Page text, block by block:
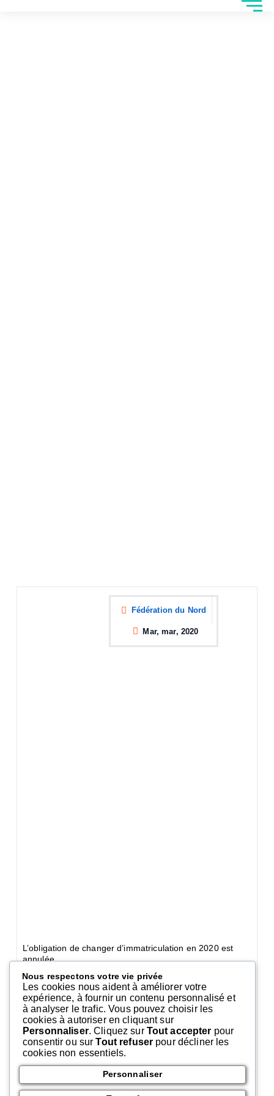
Fédération du Nord
Mar, mar, 2020
L’obligation de changer d’immatriculation en 2020 est
annulée.
En vertu d’un décret du 9 février 2009, tous les véhicules
en circulation devaient adopter le nouveau type
d’immatriculation avant le 31 décembre 2020. Un décret
du 9 décembre 2019 vient de supprimer purement et
simplement cette date butoir ainsi que cette obligation.
En effet, ce nouveau système d’immatriculation des
véhicules prévoyait un nouveau format : deux lettres, trois
chiffres, deux lettres à la place de l’ancien format trois
chiffres, trois lettres, deux chiffres.
Néanmoins, en cas de démarche, tel un changement
d’adresse, l’ancien numéro de plaque sera
Nous respectons votre vie privée
Les cookies nous aident à améliorer votre
expérience, à fournir un contenu personnalisé et
à analyser le trafic. Vous pouvez choisir les
cookies à autoriser en cliquant sur
Personnaliser. Cliquez sur Tout accepter pour
consentir ou surTout refuser pour décliner les
cookies non essentiels.
Personnaliser